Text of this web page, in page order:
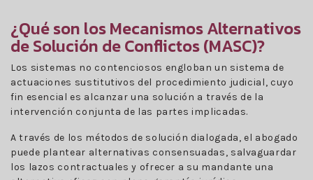
¿Qué son los Mecanismos Alternativos
de Solución de Conflictos (MASC)?
Los sistemas no contenciosos engloban un sistema de
actuaciones sustitutivos del procedimiento judicial, cuyo
fin esencial es alcanzar una solución a través de la
intervención conjunta de las partes implicadas.
A través de los métodos de solución dialogada, el abogado
puede plantear alternativas consensuadas, salvaguardar
los lazos contractuales y ofrecer a su mandante una